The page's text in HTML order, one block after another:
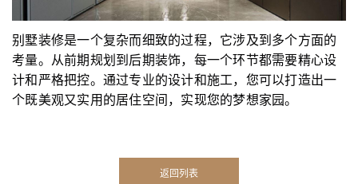
别墅装修是一个复杂而细致的过程，它涉及到多个方面的
考量。从前期规划到后期装饰，每一个环节都需要精心设
计和严格把控。通过专业的设计和施工，您可以打造出一
个既美观又实用的居住空间，实现您的梦想家园。
返回列表